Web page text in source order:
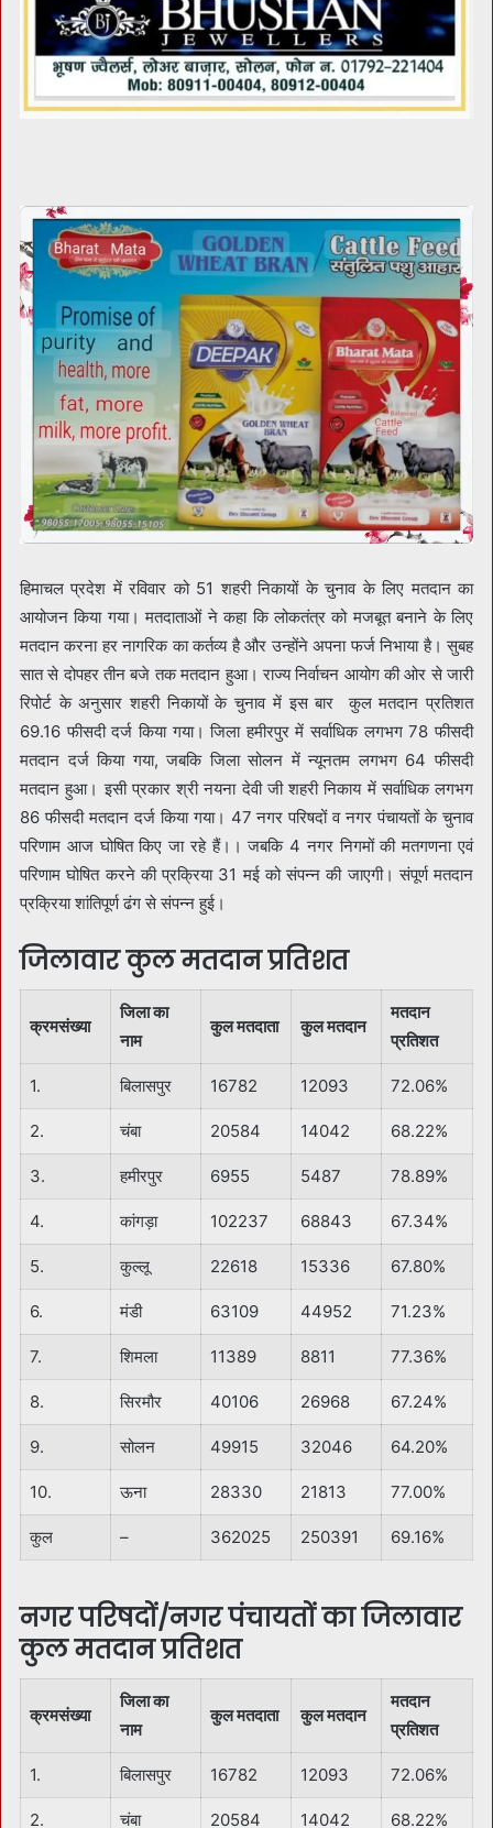
हिमाचल प्रदेश में रविवार को 51 शहरी निकायों के चुनाव के लिए मतदान का
आयोजन किया गया। मतदाताओं ने कहा कि लोकतंत्र को मजबूत बनाने के लिए
मतदान करना हर नागरिक का कर्तव्य है और उन्होंने अपना फर्ज निभाया है। सुबह
सात से दोपहर तीन बजे तक मतदान हुआ। राज्य निर्वाचन आयोग की ओर से जारी
रिपोर्ट के अनुसार शहरी निकायों के चुनाव में इस बार कुल मतदान प्रतिशत
69.16 फीसदी दर्ज किया गया। जिला हमीरपुर में सर्वाधिक लगभग 78 फीसदी
मतदान दर्ज किया गया, जबकि जिला सोलन में न्यूनतम लगभग 64 फीसदी
मतदान हुआ। इसी प्रकार श्री नयना देवी जी शहरी निकाय में सर्वाधिक लगभग
86 फीसदी मतदान दर्ज किया गया। 47 नगर परिषदों व नगर पंचायतों के चुनाव
परिणाम आज घोषित किए जा रहे हैं।। जबकि 4 नगर निगमों की मतगणना एवं
परिणाम घोषित करने की प्रक्रिया 31 मई को संपन्न की जाएगी। संपूर्ण मतदान
प्रक्रिया शांतिपूर्ण ढंग से संपन्न हुई।
जिलावार कुल मतदान प्रतिशत
क्रमसंख्या
जिला का
नाम
कुल मतदाता कुल मतदान
मतदान
प्रतिशत
1. बिलासपुर 16782 12093 72.06%
2. चंबा 20584 14042 68.22%
3. हमीरपुर 6955 5487 78.89%
4. कांगड़ा 102237 68843 67.34%
5. कुल्लू 22618 15336 67.80%
6. मंडी 63109 44952 71.23%
7. शिमला 11389 8811 77.36%
8. सिरमौर 40106 26968 67.24%
9. सोलन 49915 32046 64.20%
10. ऊना 28330 21813 77.00%
कुल – 362025 250391 69.16%
नगर परिषदों/नगर पंचायतों का जिलावार
कुल मतदान प्रतिशत
क्रमसंख्या
जिला का
नाम
कुल मतदाता कुल मतदान
मतदान
प्रतिशत
1. बिलासपुर 16782 12093 72.06%
2. चंबा 20584 14042 68.22%